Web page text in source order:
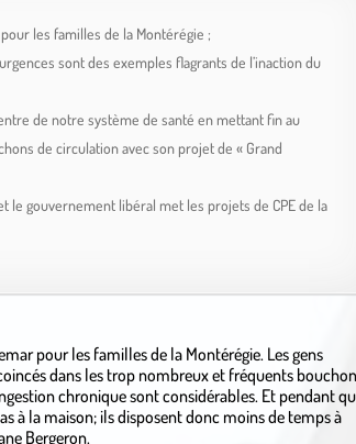
les familles de la Montérégie ;
sont des exemples flagrants de l’inaction du
de notre système de santé en mettant fin au
de circulation avec son projet de « Grand
le gouvernement libéral met les projets de CPE de la
pour les familles de la Montérégie. Les gens
dans les trop nombreux et fréquents
chronique sont considérables. Et pendant
à la maison; ils disposent donc moins de temps à
Bergeron.